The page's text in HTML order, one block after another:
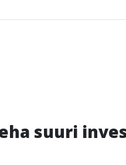
suuri